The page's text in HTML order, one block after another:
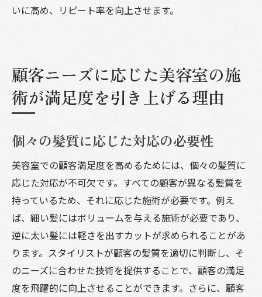
いに高め、リピート率を向上させます。
顧客ニーズに応じた美容室の施
術が満足度を引き上げる理由
個々の髪質に応じた対応の必要性
美容室での顧客満足度を高めるためには、個々の髪質に
応じた対応が不可欠です。すべての顧客が異なる髪質を
持っているため、それに応じた施術が必要です。例え
ば、細い髪にはボリュームを与える施術が必要であり、
逆に太い髪には軽さを出すカットが求められることがあ
ります。スタイリストが顧客の髪質を適切に判断し、そ
のニーズに合わせた技術を提供することで、顧客の満足
度を飛躍的に向上させることができます。さらに、顧客